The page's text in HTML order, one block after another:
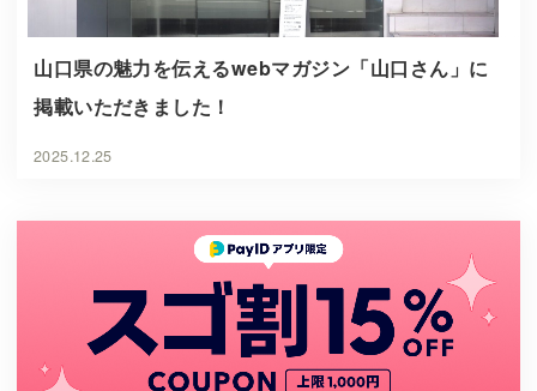
山口県の魅力を伝えるwebマガジン「山口さん」に
掲載いただきました！
2025.12.25